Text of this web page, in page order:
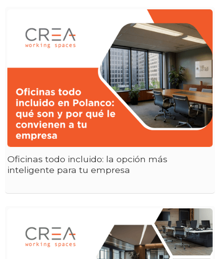
Oficinas todo incluido: la opción más
inteligente para tu empresa